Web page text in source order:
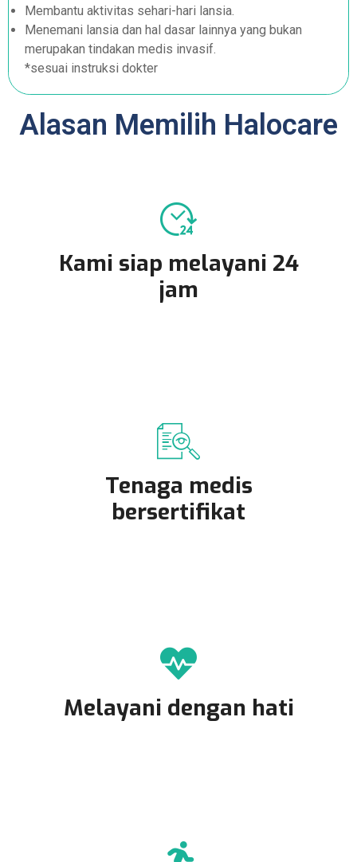
Membantu aktivitas sehari-hari lansia.
Menemani lansia dan hal dasar lainnya yang bukan
merupakan tindakan medis invasif.
*sesuai instruksi dokter
Alasan Memilih Halocare
Kami siap melayani 24
jam
Tenaga medis
bersertifikat
Melayani dengan hati